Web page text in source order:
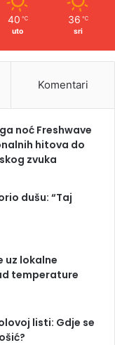
40 ℃
uto
36 ℃
sri
Komentari
noć Freshwave
hitova do
zvuka
dušu: “Taj
uz lokalne
temperature
listi: Gdje se